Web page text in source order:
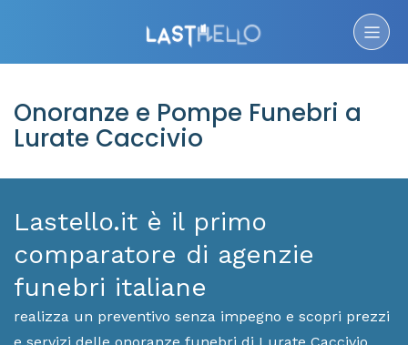
Onoranze e Pompe Funebri a
Lurate Caccivio
Lastello.it è il primo
comparatore di agenzie
funebri italiane
realizza un preventivo senza impegno e scopri prezzi